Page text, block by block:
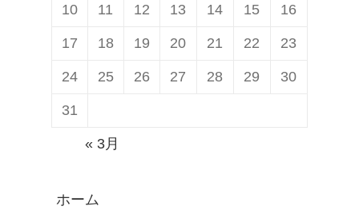
10 11 12 13 14 15 16
17 18 19 20 21 22 23
24 25 26 27 28 29 30
31
« 3月
ホーム